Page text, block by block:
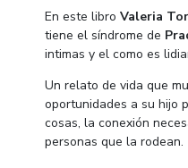
En este libro Valeria
tiene el síndrome de
intimas y el como es
Un relato de vida que
oportunidades a su hijo
cosas, la conexión
personas que la rodean.